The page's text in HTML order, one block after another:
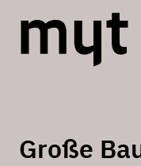
Große